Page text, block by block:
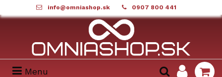
info@omniashop.sk 0907 800 441
Menu